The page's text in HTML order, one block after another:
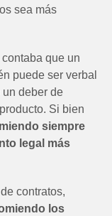
sea más
que un
puede ser verbal
deber de
Si bien
siempre
legal más
contratos,
los